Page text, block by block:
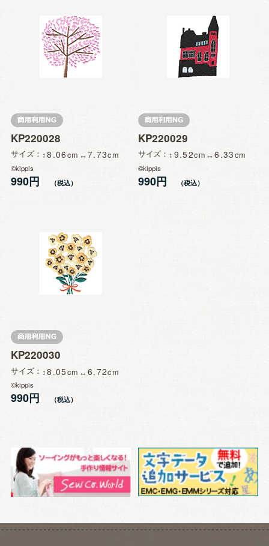
KP220028
サイズ 8.06 7.73
©kippis
990円
KP220029
サイズ 9.52 6.33
©kippis
990円
KP220030
サイズ 8.05 6.72
©kippis
990円